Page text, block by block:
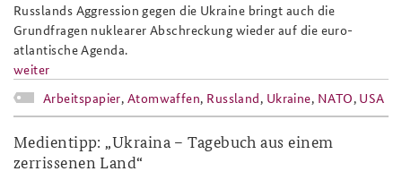
Russlands Aggression gegen die Ukraine bringt auch die
Grundfragen nuklearer Abschreckung wieder auf die euro-
atlantische Agenda.
weiter
Arbeitspapier, Atomwaffen, Russland, Ukraine, NATO, USA
Medientipp: „Ukraina – Tagebuch aus einem
zerrissenen Land“